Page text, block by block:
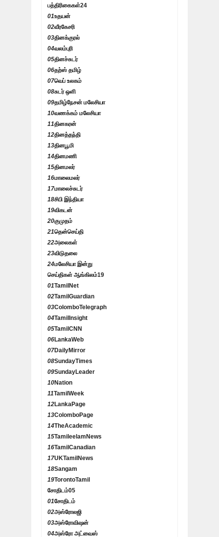
பத்திரிகைகள்24
01உதயன்
02வீரகேசரி
03தினக்குரல்
04வலம்புரி
05தினச்சுடர்
06தற்ஸ் தமிழ்
07வெப் உலகம்
08சுடர் ஒளி
09தமிழ்நேசன் மலேசியா
10வணக்கம் மலேசியா
11தினகரன்
12தினத்தந்தி
13தினபூமி
14தினமணி
15தினமலர்
16மாலைமலர்
17மாலைச்சுடர்
18சிபி இந்தியா
19விகடன்
20குமுதம்
21தென்செய்தி
22அலைகள்
23விடுதலை
24மலேசியா இன்று
செய்திகள் ஆங்கிலம்19
01TamilNet
02TamilGuardian
03ColomboTelegraph
04TamilInsight
05TamilCNN
06LankaWeb
07DailyMirror
08SundayTimes
09SundayLeader
10Nation
11TamilWeek
12LankaPage
13ColomboPage
14TheAcademic
15TamileelamNews
16TamilCanadian
17UKTamilNews
18Sangam
19TorontoTamil
சோதிடம்05
01சோதிடம்
02அஸ்ரோலஜி
03அஸ்ரோவிஷன்
04அஸ்ரோ அட்வைஸ்